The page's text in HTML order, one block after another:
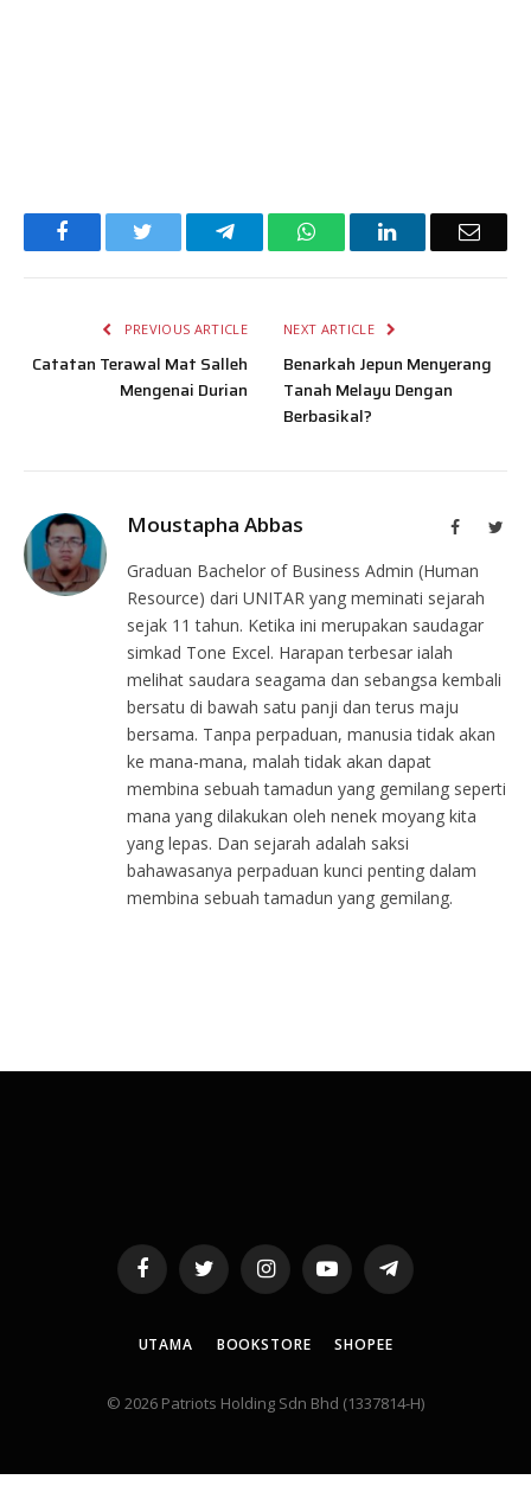
Facebook TelegramWhatsAppLinkedIn Email
PREVIOUS ARTICLE
Catatan Terawal Mat Salleh
Mengenai Durian
NEXT ARTICLE
Benarkah Jepun Menyerang
Tanah Melayu Dengan
Berbasikal?
Moustapha Abbas Facebook
Graduan Bachelor of Business Admin (Human
Resource) dari UNITAR yang meminati sejarah
sejak 11 tahun. Ketika ini merupakan saudagar
simkad Tone Excel. Harapan terbesar ialah
melihat saudara seagama dan sebangsa kembali
bersatu di bawah satu panji dan terus maju
bersama. Tanpa perpaduan, manusia tidak akan
ke mana-mana, malah tidak akan dapat
membina sebuah tamadun yang gemilang seperti
mana yang dilakukan oleh nenek moyang kita
yang lepas. Dan sejarah adalah saksi
bahawasanya perpaduan kunci penting dalam
membina sebuah tamadun yang gemilang.
FacebookTwitter InstagramYouTubeTelegram
UTAMA BOOKSTORE SHOPEE
© 2026 Patriots Holding Sdn Bhd (1337814-H)